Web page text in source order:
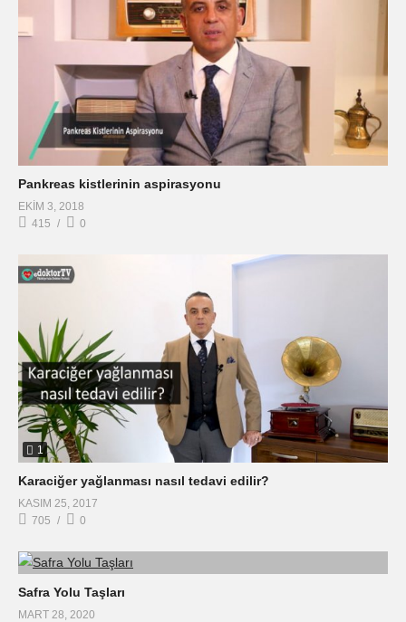
Pankreas kistlerinin aspirasyonu
EKIM 3, 2018
415
0
1
Karaciğer yağlanması nasıl tedavi edilir?
KASIM 25, 2017
705
0
Safra Yolu Taşları
MART 28, 2020